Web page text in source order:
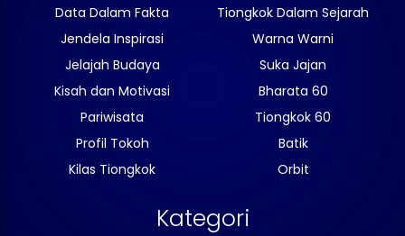
Data Dalam Fakta
Jendela Inspirasi
Jelajah Budaya
Kisah dan Motivasi
Pariwisata
Profil Tokoh
Kilas Tiongkok
Tiongkok Dalam Sejarah
Warna Warni
Suka Jajan
Bharata 60
Tiongkok 60
Batik
Orbit
Kategori